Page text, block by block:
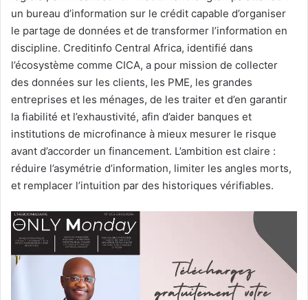
un bureau d’information sur le crédit capable d’organiser
le partage de données et de transformer l’information en
discipline. Creditinfo Central Africa, identifié dans
l’écosystème comme CICA, a pour mission de collecter
des données sur les clients, les PME, les grandes
entreprises et les ménages, de les traiter et d’en garantir
la fiabilité et l’exhaustivité, afin d’aider banques et
institutions de microfinance à mieux mesurer le risque
avant d’accorder un financement. L’ambition est claire :
réduire l’asymétrie d’information, limiter les angles morts,
et remplacer l’intuition par des historiques vérifiables.